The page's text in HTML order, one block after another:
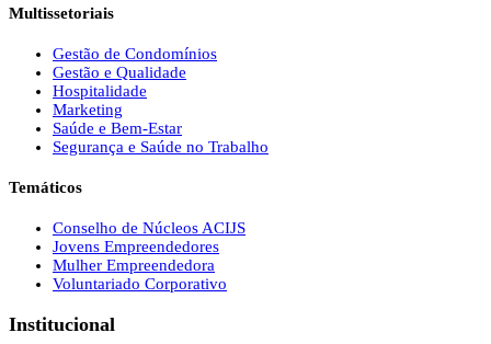
Multissetoriais
Gestão de Condomínios
Gestão e Qualidade
Hospitalidade
Marketing
Saúde e Bem-Estar
Segurança e Saúde no Trabalho
Temáticos
Conselho de Núcleos ACIJS
Jovens Empreendedores
Mulher Empreendedora
Voluntariado Corporativo
Institucional